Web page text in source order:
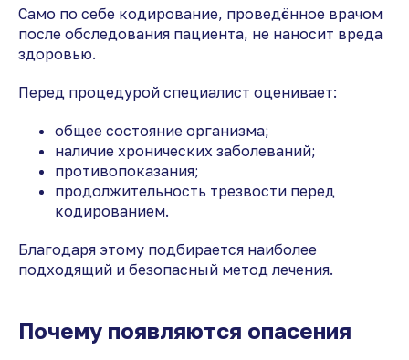
Само по себе кодирование, проведённое врачом
после обследования пациента, не наносит вреда
здоровью.
Перед процедурой специалист оценивает:
общее состояние организма;
наличие хронических заболеваний;
противопоказания;
продолжительность трезвости перед
кодированием.
Благодаря этому подбирается наиболее
подходящий и безопасный метод лечения.
Почему появляются опасения